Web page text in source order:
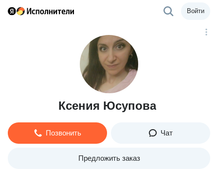
Войти
Ксения Юсупова
Позвонить Чат
Предложить заказ